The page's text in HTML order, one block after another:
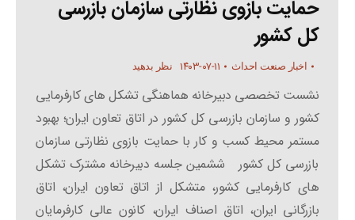
حمایت بازوی نظارتی سازمان بازرسی
کل کشور
اخبار صنعت احداث ۱۴۰۳-۰۷-۱۱ نظر بدهید
نشست تخصصی دبیرخانه هماهنگی تشکل های کارفرمایی
کشور و سازمان بازرسی کل کشور در اتاق تعاون ایران؛ بهبود
مستمر محیط کسب و کار با حمایت بازوی نظارتی سازمان
بازرسی کل کشور ششمین جلسه دبیرخانه مشترک تشکل
های کارفرمایی کشور، متشکل از اتاق تعاون ایران، اتاق
بازرگانی ایران، اتاق اصناف ایران، کانون عالی کارفرمایان